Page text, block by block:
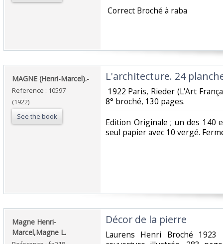
‎ Correct Broché à raba‎
‎MAGNE (Henri-Marcel).-‎
Reference : 10597
(1922)
See the book
‎L'architecture. 24
1922 Paris, Rieder (L'Art
8° broché, 130 pages. ‎
‎Edition Originale ; un des 140
seul papier avec 10 vergé.
‎Magne Henri-
Marcel,Magne L.‎
‎Décor de la pierre‎
‎Laurens Henri Broché 1923